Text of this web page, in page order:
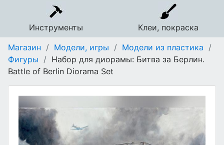
Инструменты
Клеи, покраска
Магазин / Модели, игры / Модели из пластика /
Фигуры / Набор для диорамы: Битва за Берлин.
Battle of Berlin Diorama Set